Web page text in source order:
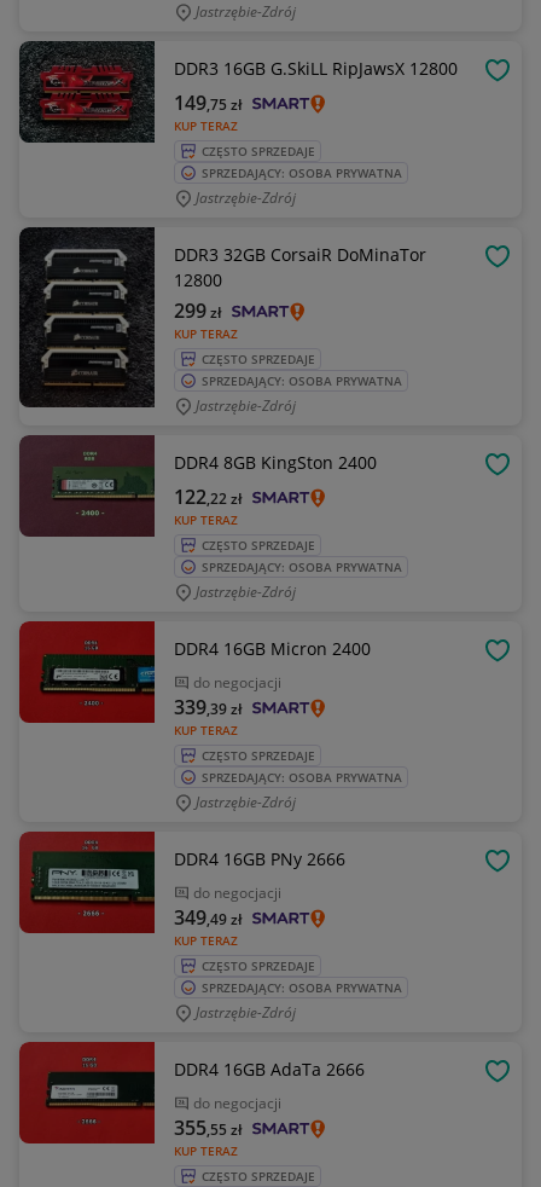
Jastrzębie-Zdrój
DDR3 16GB G.SkiLL RipJawsX 12800
KUP TERAZ
149,75 zł
CZĘSTO SPRZEDAJE
SPRZEDAJĄCY: OSOBA PRYWATNA
Jastrzębie-Zdrój
DDR3 32GB CorsaiR DoMinaTor
12800
KUP TERAZ
299zł
CZĘSTO SPRZEDAJE
SPRZEDAJĄCY: OSOBA PRYWATNA
Jastrzębie-Zdrój
DDR4 8GB KingSton 2400
KUP TERAZ
122,22zł
CZĘSTO SPRZEDAJE
SPRZEDAJĄCY: OSOBA PRYWATNA
Jastrzębie-Zdrój
DDR4 16GB Micron 2400
do negocjacji
KUP TERAZ
339,39zł
CZĘSTO SPRZEDAJE
SPRZEDAJĄCY: OSOBA PRYWATNA
Jastrzębie-Zdrój
DDR4 16GB PNy 2666
do negocjacji
KUP TERAZ
349,49zł
CZĘSTO SPRZEDAJE
SPRZEDAJĄCY: OSOBA PRYWATNA
Jastrzębie-Zdrój
DDR4 16GB AdaTa 2666
do negocjacji
KUP TERAZ
355,55 zł
CZĘSTO SPRZEDAJE